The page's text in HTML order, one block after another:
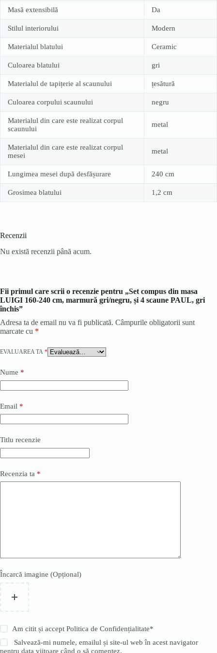
Masă extensibilă Da
Stilul interiorului Modern
Materialul blatului Ceramic
Culoarea blatului gri
Materialul de tapițerie al scaunului țesătură
Culoarea corpului scaunului negru
Materialul din care este realizat corpul
scaunului
metal
Materialul din care este realizat corpul
mesei
metal
Lungimea mesei după desfășurare 240 cm
Grosimea blatului 1,2 cm
Recenzii
Nu există recenzii până acum.
Fii primul care scrii o recenzie pentru „Set compus din masa
LUIGI 160-240 cm, marmură gri/negru, și 4 scaune PAUL, gri
închis”
Adresa ta de email nu va fi publicată. Câmpurile obligatorii sunt
marcate cu *
EVALUAREA TA *
Nume *
Email *
Titlu recenzie
Recenzia ta *
Încarcă imagine (Opțional)
Am citit și acceptPolitica de Confidențialitate*
Salvează-mi numele, emailul și site-ul web în acest navigator
pentru data viitoare când o să comentez.